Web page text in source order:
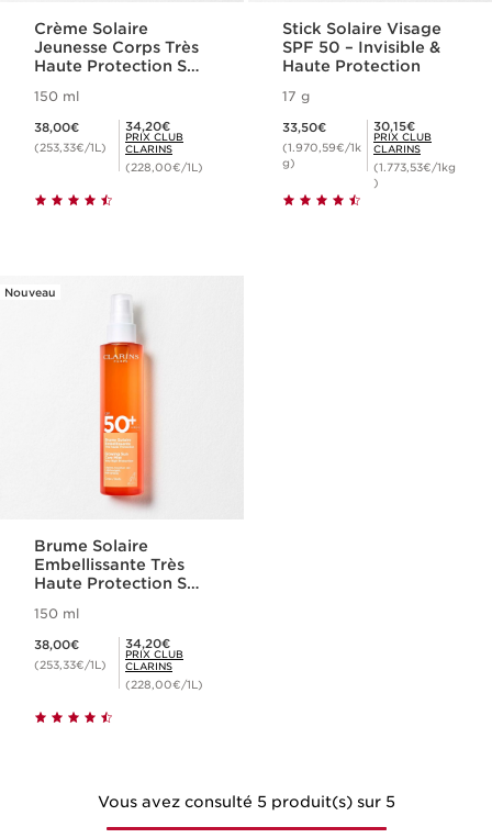
Crème Solaire
Jeunesse Corps Très
Haute Protection SPF
150 ml
38,00€
(253,33€/1L)
Prix Club Clarins 34,20€
34,20€
PRIX CLUB
CLARINS
(228,00€/1L)
Stick Solaire Visage
SPF 50 – Invisible &
Haute Protection
17 g
33,50€
(1.970,59€/1k
g)
Prix Club Clarins 30,15€
30,15€
PRIX CLUB
CLARINS
(1.773,53€/1kg
)
Nouveau
Brume Solaire
Embellissante Très
Haute Protection SPF
150 ml
38,00€
(253,33€/1L)
Prix Club Clarins 34,20€
34,20€
PRIX CLUB
CLARINS
(228,00€/1L)
Vous avez consulté 5 produit(s) sur 5